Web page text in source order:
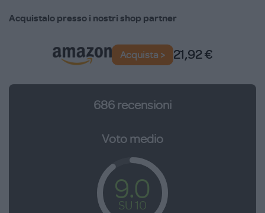
Senza SLS e SLES, parabeni, alcool e coloranti.
Disponibile nei 3 formati da 200 ml, 500 ml e 750 ml con
Acquistalo presso i nostri shop partner
Acquista > 21,92 €
686 recensioni
Voto medio
9.0
SU 10